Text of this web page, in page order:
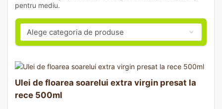
pentru mediu.
Ulei de floarea soarelui extra virgin presat la
rece 500ml